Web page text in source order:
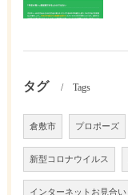
タグ Tags
倉敷市 プロポーズ
新型コロナウイルス
インターネットお見合い